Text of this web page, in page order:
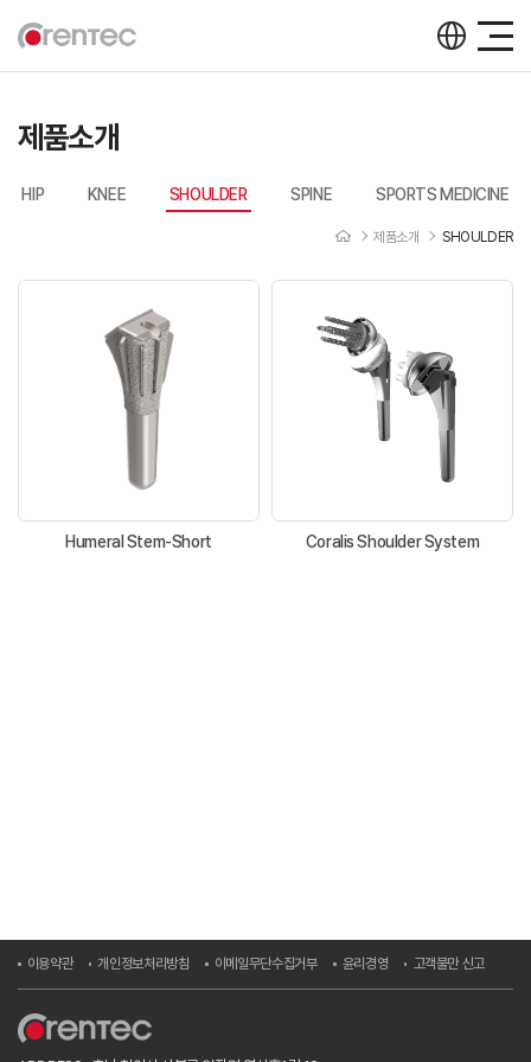
제품소개
HIP KNEE SHOULDER SPINE SPORTS MEDICINE
제품소개 SHOULDER
제품소개
Humeral Stem-Short Coralis Shoulder System
이용약관 개인정보처리방침 이메일무단수집거부 윤리경영 고객불만 신고